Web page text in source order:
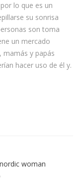
lo que es un
su sonrisa
son toma
un mercado
mamás y papás
hacer uso de él y.
woman